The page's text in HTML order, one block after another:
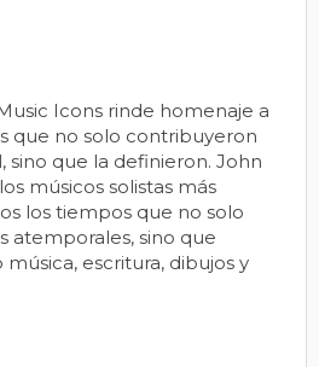
Icons rinde homenaje a
que no solo contribuyeron
sino que la definieron. John
músicos solistas más
los tiempos que no solo
atemporales, sino que
escritura, dibujos y